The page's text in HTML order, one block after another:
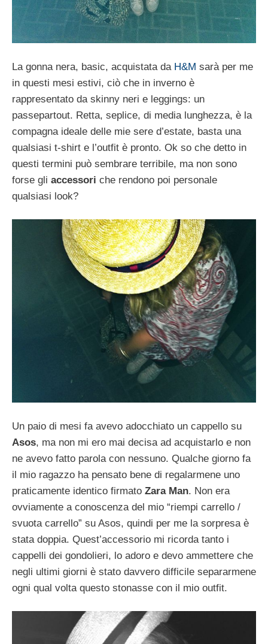
La gonna nera, basic, acquistata da H&M sarà per me
in questi mesi estivi, ciò che in inverno è
rappresentato da skinny neri e leggings: un
passepartout. Retta, seplice, di media lunghezza, è la
compagna ideale delle mie sere d’estate, basta una
qualsiasi t-shirt e l’outfit è pronto. Ok so che detto in
questi termini può sembrare terribile, ma non sono
forse gli accessori che rendono poi personale
qualsiasi look?
Un paio di mesi fa avevo adocchiato un cappello su
Asos, ma non mi ero mai decisa ad acquistarlo e non
ne avevo fatto parola con nessuno. Qualche giorno fa
il mio ragazzo ha pensato bene di regalarmene uno
praticamente identico firmato Zara Man. Non era
ovviamente a conoscenza del mio “riempi carrello /
svuota carrello” su Asos, quindi per me la sorpresa è
stata doppia. Quest’accessorio mi ricorda tanto i
cappelli dei gondolieri, lo adoro e devo ammettere che
negli ultimi giorni è stato davvero difficile separarmene
ogni qual volta questo stonasse con il mio outfit.